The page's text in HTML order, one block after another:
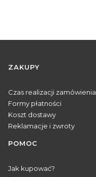
Linki w stopce
ZAKUPY
Czas realizacji zamówienia
Formy płatności
Koszt dostawy
Reklamacje i zwroty
POMOC
Jak kupować?